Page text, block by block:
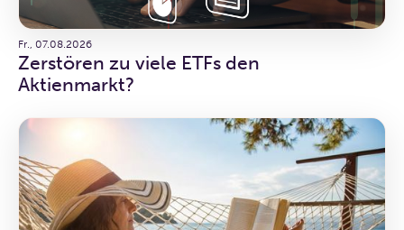
Fr., 07.08.2026
Zerstören zu viele ETFs den
Aktienmarkt?